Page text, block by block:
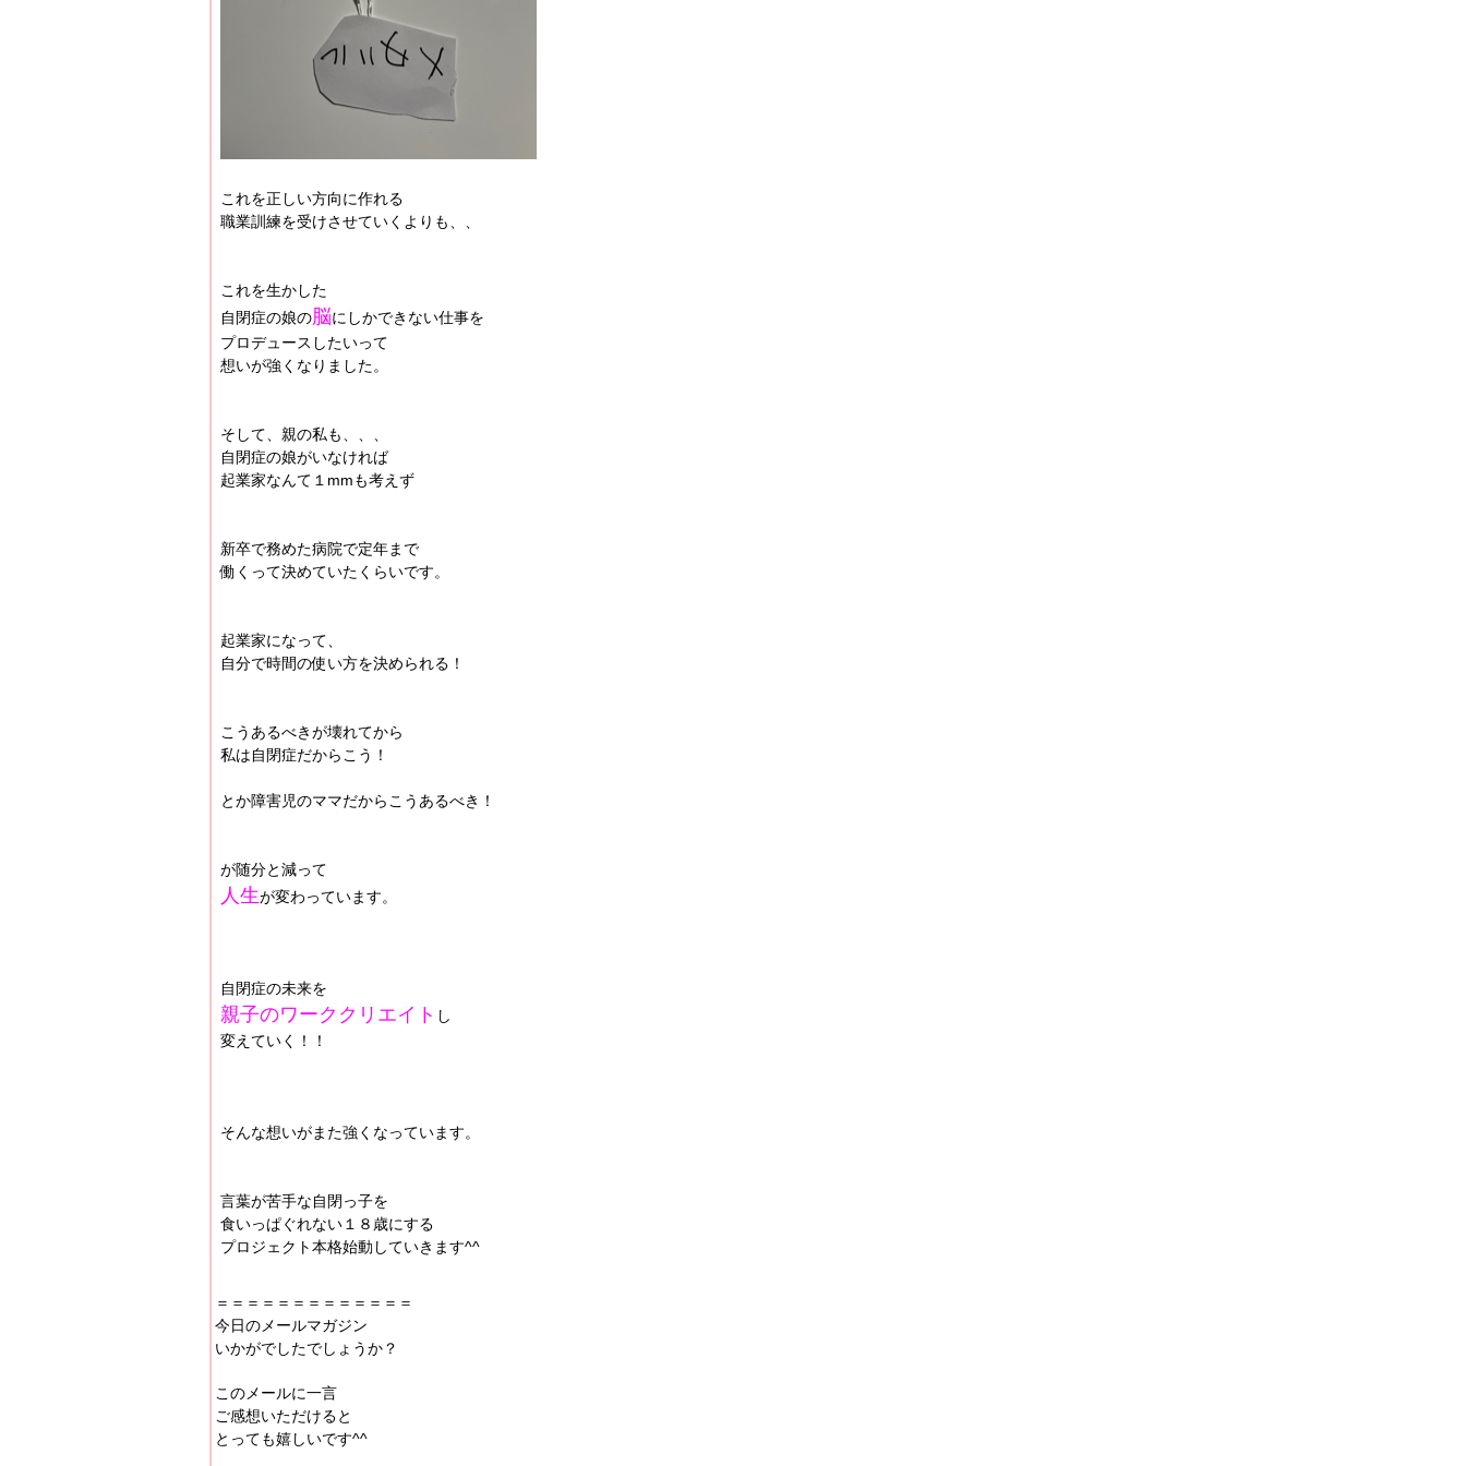
これを正しい方向に作れる
職業訓練を受けさせていくよりも、、
これを生かした
自閉症の娘の脳にしかできない仕事を
プロデュースしたいって
想いが強くなりました。
そして、親の私も、、、
自閉症の娘がいなければ
起業家なんて１mmも考えず
新卒で務めた病院で定年まで
働くって決めていたくらいです。
起業家になって、
自分で時間の使い方を決められる！
こうあるべきが壊れてから
私は自閉症だからこう！
とか障害児のママだからこうあるべき！
が随分と減って
人生が変わっています。
自閉症の未来を
親子のワーククリエイト し
変えていく！！
そんな想いがまた強くなっています。
言葉が苦手な自閉っ子を
食いっぱぐれない１８歳にする
プロジェクト本格始動していきます^^
＝＝＝＝＝＝＝＝＝＝＝＝＝
今日のメールマガジン
いかがでしたでしょうか？
このメールに一言
ご感想いただけると
とっても嬉しいです^^